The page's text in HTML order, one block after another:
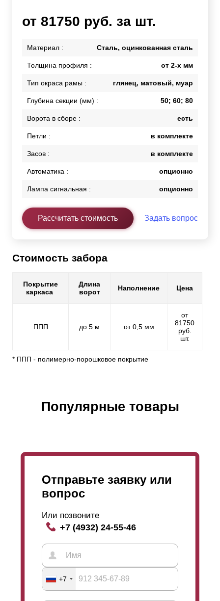
от 81750 руб. за шт.
Материал : Сталь, оцинкованная сталь
Толщина профиля : от 2-х мм
Тип окраса рамы : глянец, матовый, муар
Глубина секции (мм) : 50; 60; 80
Ворота в сборе : есть
Петли : в комплекте
Засов : в комплекте
Автоматика : опционно
Лампа сигнальная : опционно
Рассчитать стоимость Задать вопрос
Стоимость забора
Покрытие
каркаса
Длина
ворот
Наполнение Цена
ППП до 5 м от 0,5 мм
от
81750
руб.
шт.
* ППП - полимерно-порошковое покрытие
Популярные товары
Отправьте заявку или
вопрос
Или позвоните
+7 (4932) 24-55-46
+7